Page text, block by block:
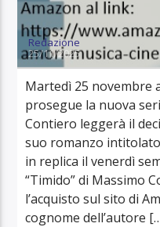
Redazione
25/11/2025
Martedì 25 novembre
prosegue la nuova
Contiero leggerà il
suo romanzo
in replica il venerdì
“Timido” di Massimo
l’acquisto sul sito di
cognome dell’autore